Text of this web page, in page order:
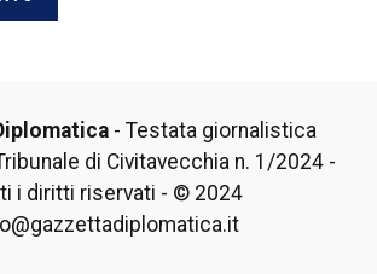
- Testata giornalistica
di Civitavecchia n. 1/2024 -
i diritti riservati - © 2024